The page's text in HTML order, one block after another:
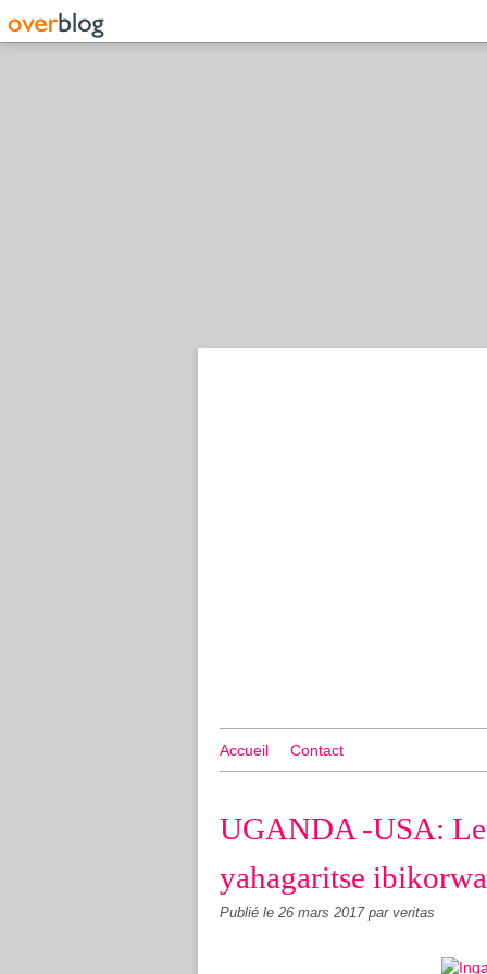
Accueil Contact
UGANDA -USA:
yahagaritse
Publié le 26 mars 2017 par veritas